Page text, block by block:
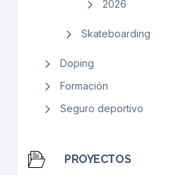
2026
Skateboarding
Doping
Formación
Seguro deportivo
PROYECTOS